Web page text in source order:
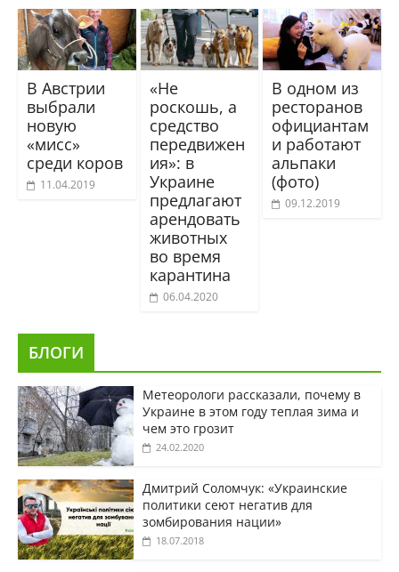
В Австрии
выбрали
новую
«мисс»
среди коров
11.04.2019
«Не
роскошь, а
средство
передвижен
ия»: в
Украине
предлагают
арендовать
животных
во время
карантина
06.04.2020
В одном из
ресторанов
официантам
и работают
альпаки
(фото)
09.12.2019
БЛОГИ
Метеорологи рассказали, почему в
Украине в этом году теплая зима и
чем это грозит
24.02.2020
Дмитрий Соломчук: «Украинские
политики сеют негатив для
зомбирования нации»
18.07.2018